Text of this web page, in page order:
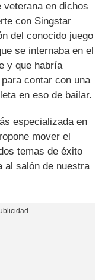
en dichos
con Singstar
del conocido juego
se internaba en el
y que habría
contar con una
en eso de bailar.
especializada en
mover el
temas de éxito
al salón de nuestra